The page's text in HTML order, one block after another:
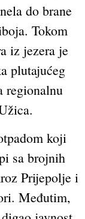
do brane
Tokom
iz jezera je
plutajućeg
regionalnu
koji
sa brojnih
Prijepolje i
Međutim,